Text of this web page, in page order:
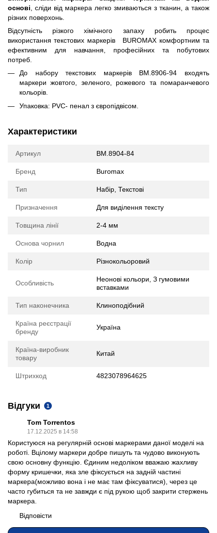
основі , сліди від маркера легко змиваються з тканин, а також
різних поверхонь.
Відсутність різкого хімічного запаху робить процес
використання текстових маркерів BUROMAX комфортним та
ефективним для навчання, професійних та побутових
потреб.
До набору текстових маркерів BM.8906-94 входять
маркери жовтого, зеленого, рожевого та помаранчевого
кольорів.
Упаковка: PVC- пенал з європідвісом.
Характеристики
Артикул BM.8904-84
Бренд Buromax
Тип Набір, Текстові
Призначення Для виділення тексту
Товщина лінії 2-4 мм
Основа чорнил Водна
Колір Різнокольоровий
Особливість
Неонові кольори, З гумовими
вставками
Тип наконечника Клиноподібний
Країна реєстрації
бренду
Україна
Країна-виробник
товару
Китай
Штрихкод 4823078964625
Відгуки 1
Tom Torrentos
17.12.2025 в 14:58
Користуюся на регулярній основі маркерами даної моделі на
роботі. Вцілому маркери добре пишуть та чудово виконують
свою основну функцію. Єдиним недоліком вважаю жахливу
форму кришечки, яка зле фіксується на задній частині
маркера(можливо вона і не має там фіксуватися), через це
часто губиться та не завжди є під рукою щоб закрити стержень
маркера.
Відповісти